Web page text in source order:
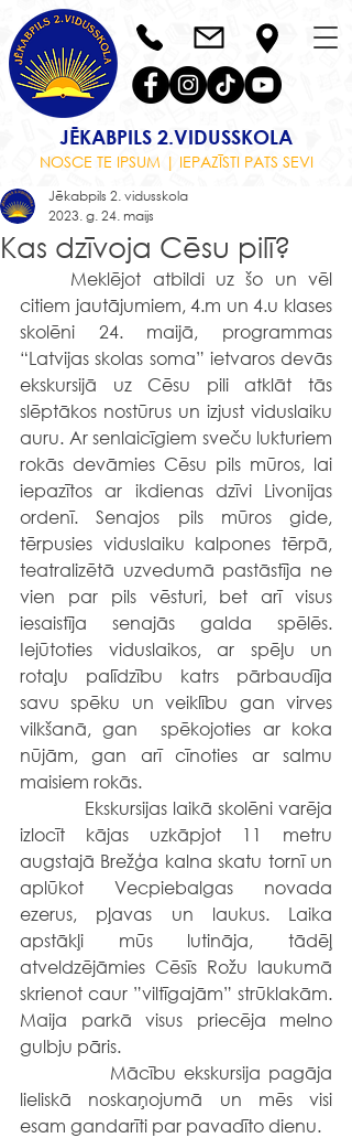
JĒKABPILS 2.VIDUSSKOLA
NOSCE TE IPSUM | IEPAZĪSTI PATS SEVI
Kas dzīvoja Cēsu pilī?
Jēkabpils 2. vidusskola
2023. g. 24. maijs
citiem jautājumiem, 4.m un 4.u klases
skolēni 24. maijā, programmas
“Latvijas skolas soma” ietvaros devās
ekskursijā uz Cēsu pili atklāt tās
slēptākos nostūrus un izjust viduslaiku
auru. Ar senlaicīgiem sveču lukturiem
rokās devāmies Cēsu pils mūros, lai
iepazītos ar ikdienas dzīvi Livonijas
ordenī. Senajos pils mūros gide,
tērpusies viduslaiku kalpones tērpā,
teatralizētā uzvedumā pastāstīja ne
vien par pils vēsturi, bet arī visus
iesaistīja senajās galda spēlēs.
Iejūtoties viduslaikos, ar spēļu un
rotaļu palīdzību katrs pārbaudīja
savu spēku un veiklību gan virves
vilkšanā, gan  spēkojoties ar koka
nūjām, gan arī cīnoties ar salmu
maisiem rokās.
izlocīt kājas uzkāpjot 11 metru
augstajā Brežģa kalna skatu tornī un
aplūkot Vecpiebalgas novada
ezerus, pļavas un laukus. Laika
apstākļi mūs lutināja, tādēļ
atveldzējāmies Cēsīs Rožu laukumā
skrienot caur ”viltīgajām” strūklakām.
Maija parkā visus priecēja melno
gulbju pāris.
lieliskā noskaņojumā un mēs visi
esam gandarīti par pavadīto dienu.